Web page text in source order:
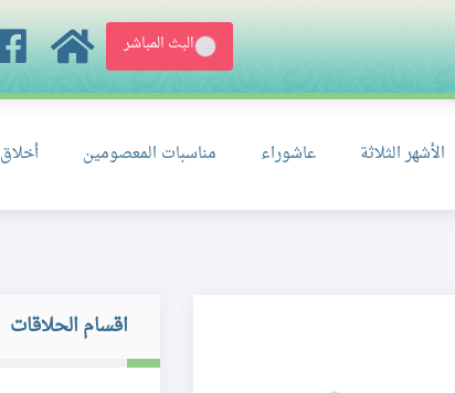
البث المباشر
الأشهر الثلاثة عاشوراء مناسبات المعصومين أخلاق
اقسام الحلاقات